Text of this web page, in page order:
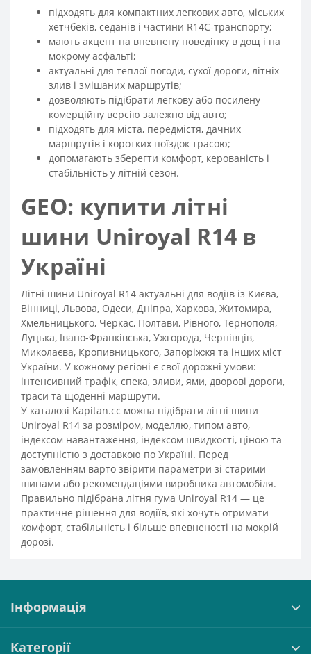
підходять для компактних легкових авто, міських
хетчбеків, седанів і частини R14C-транспорту;
мають акцент на впевнену поведінку в дощ і на
мокрому асфальті;
актуальні для теплої погоди, сухої дороги, літніх
злив і змішаних маршрутів;
дозволяють підібрати легкову або посилену
комерційну версію залежно від авто;
підходять для міста, передмістя, дачних
маршрутів і коротких поїздок трасою;
допомагають зберегти комфорт, керованість і
стабільність у літній сезон.
GEO: купити літні
шини Uniroyal R14 в
Україні
Літні шини Uniroyal R14 актуальні для водіїв із Києва,
Вінниці, Львова, Одеси, Дніпра, Харкова, Житомира,
Хмельницького, Черкас, Полтави, Рівного, Тернополя,
Луцька, Івано-Франківська, Ужгорода, Чернівців,
Миколаєва, Кропивницького, Запоріжжя та інших міст
України. У кожному регіоні є свої дорожні умови:
інтенсивний трафік, спека, зливи, ями, дворові дороги,
траси та щоденні маршрути.
У каталозі Kapitan.cc можна підібрати літні шини
Uniroyal R14 за розміром, моделлю, типом авто,
індексом навантаження, індексом швидкості, ціною та
доступністю з доставкою по Україні. Перед
замовленням варто звірити параметри зі старими
шинами або рекомендаціями виробника автомобіля.
Правильно підібрана літня гума Uniroyal R14 — це
практичне рішення для водіїв, які хочуть отримати
комфорт, стабільність і більше впевненості на мокрій
дорозі.
Інформація
Категорії